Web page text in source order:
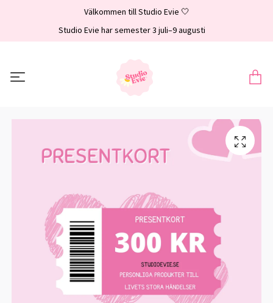
Välkommen till Studio Evie 🤍
Studio Evie har semester 3 juli–9 augusti